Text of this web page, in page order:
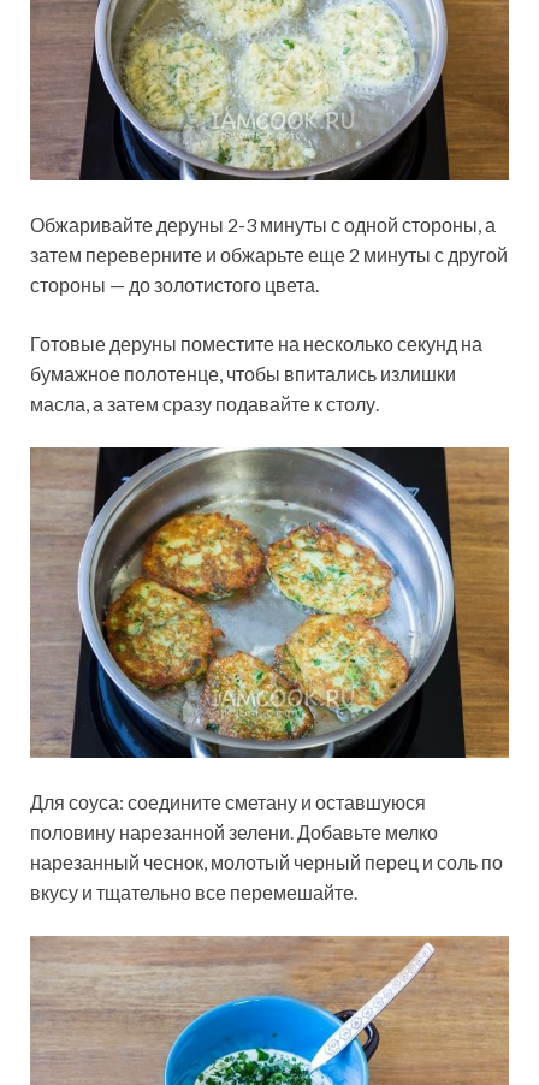
Обжаривайте деруны 2-3 минуты с одной стороны, а
затем переверните и обжарьте еще 2 минуты с другой
стороны — до золотистого цвета.
Готовые деруны поместите на несколько секунд на
бумажное полотенце, чтобы впитались излишки
масла, а затем сразу подавайте к столу.
Для соуса: соедините сметану и оставшуюся
половину нарезанной зелени. Добавьте мелко
нарезанный чеснок, молотый черный перец и соль по
вкусу и тщательно все перемешайте.